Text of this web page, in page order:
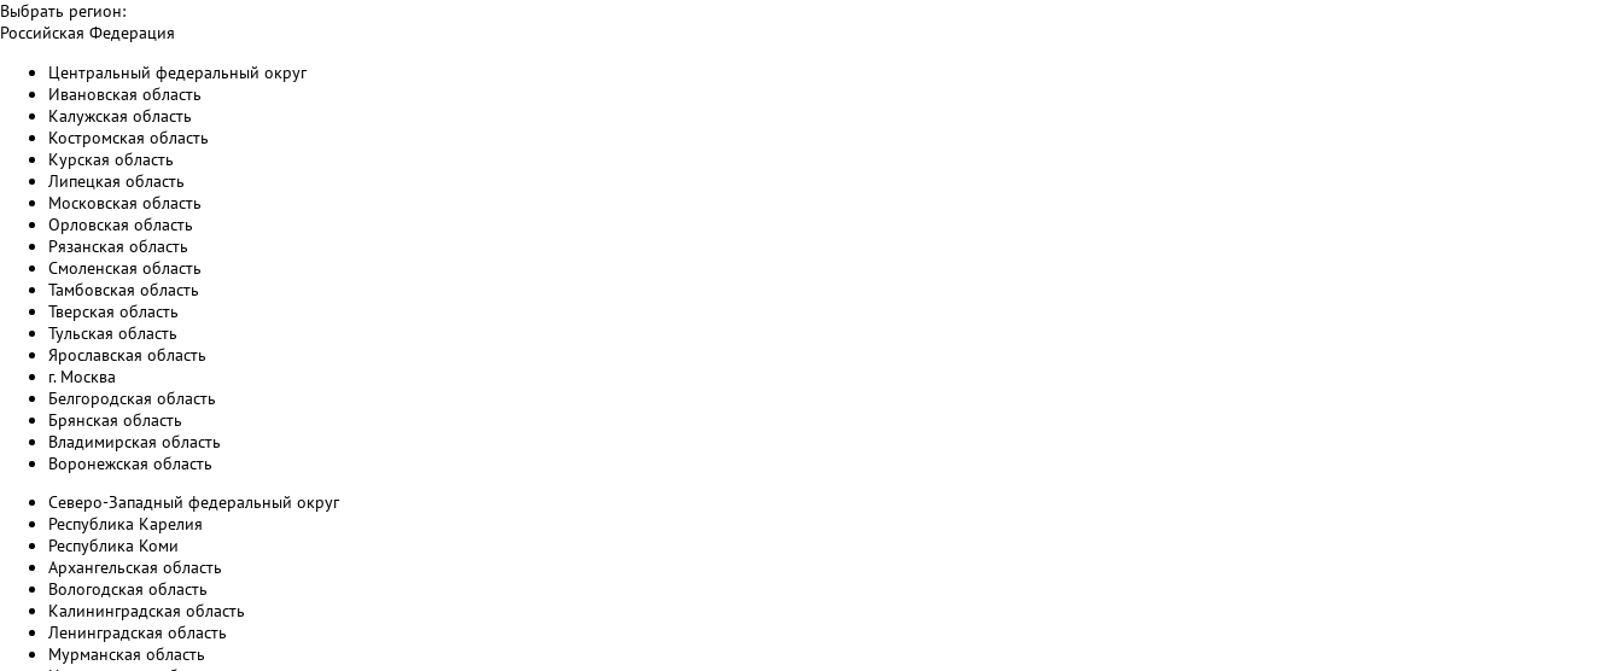
Выбрать регион:
Российская Федерация
Центральный федеральный округ
Ивановская область
Калужская область
Костромская область
Курская область
Липецкая область
Московская область
Орловская область
Рязанская область
Смоленская область
Тамбовская область
Тверская область
Тульская область
Ярославская область
г. Москва
Белгородская область
Брянская область
Владимирская область
Воронежская область
Северо-Западный федеральный округ
Республика Карелия
Республика Коми
Архангельская область
Вологодская область
Калининградская область
Ленинградская область
Мурманская область